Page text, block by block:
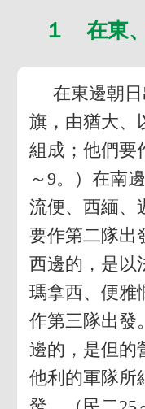
１ 在東
在東邊朝
旗，由猶大、
組成；他們要
～9。）在南
流便、西緬、
要作第二隊出
西邊的，是以
瑪拿西、便雅
作第三隊出發
邊的，是但的
他利的軍隊所